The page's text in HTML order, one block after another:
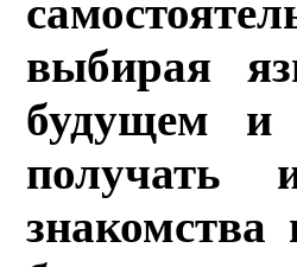
выбирая
будущем и
получать